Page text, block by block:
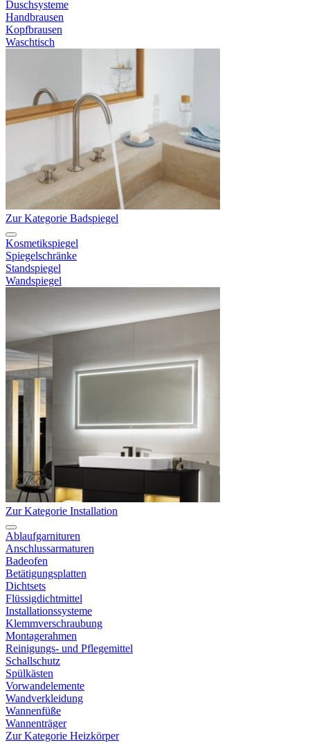
Duschsysteme
Handbrausen
Kopfbrausen
Waschtisch
Zur Kategorie Badspiegel
Kosmetikspiegel
Spiegelschränke
Standspiegel
Wandspiegel
Zur Kategorie Installation
Ablaufgarnituren
Anschlussarmaturen
Badeofen
Betätigungsplatten
Dichtsets
Flüssigdichtmittel
Installationssysteme
Klemmverschraubung
Montagerahmen
Reinigungs- und Pflegemittel
Schallschutz
Spülkästen
Vorwandelemente
Wandverkleidung
Wannenfüße
Wannenträger
Zur Kategorie Heizkörper